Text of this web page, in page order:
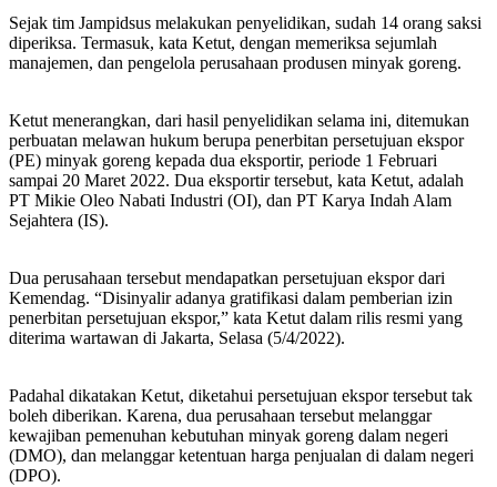
Sejak tim Jampidsus melakukan penyelidikan, sudah 14 orang saksi
diperiksa. Termasuk, kata Ketut, dengan memeriksa sejumlah
manajemen, dan pengelola perusahaan produsen minyak goreng.
Ketut menerangkan, dari hasil penyelidikan selama ini, ditemukan
perbuatan melawan hukum berupa penerbitan persetujuan ekspor
(PE) minyak goreng kepada dua eksportir, periode 1 Februari
sampai 20 Maret 2022. Dua eksportir tersebut, kata Ketut, adalah
PT Mikie Oleo Nabati Industri (OI), dan PT Karya Indah Alam
Sejahtera (IS).
Dua perusahaan tersebut mendapatkan persetujuan ekspor dari
Kemendag. “Disinyalir adanya gratifikasi dalam pemberian izin
penerbitan persetujuan ekspor,” kata Ketut dalam rilis resmi yang
diterima wartawan di Jakarta, Selasa (5/4/2022).
Padahal dikatakan Ketut, diketahui persetujuan ekspor tersebut tak
boleh diberikan. Karena, dua perusahaan tersebut melanggar
kewajiban pemenuhan kebutuhan minyak goreng dalam negeri
(DMO), dan melanggar ketentuan harga penjualan di dalam negeri
(DPO).